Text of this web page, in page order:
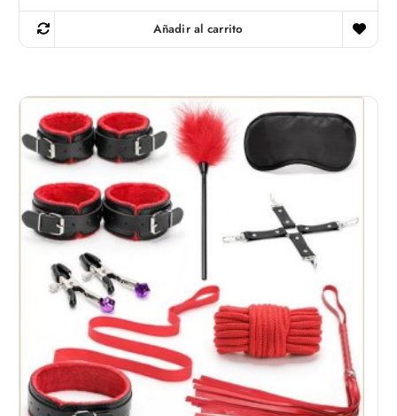
Añadir al carrito